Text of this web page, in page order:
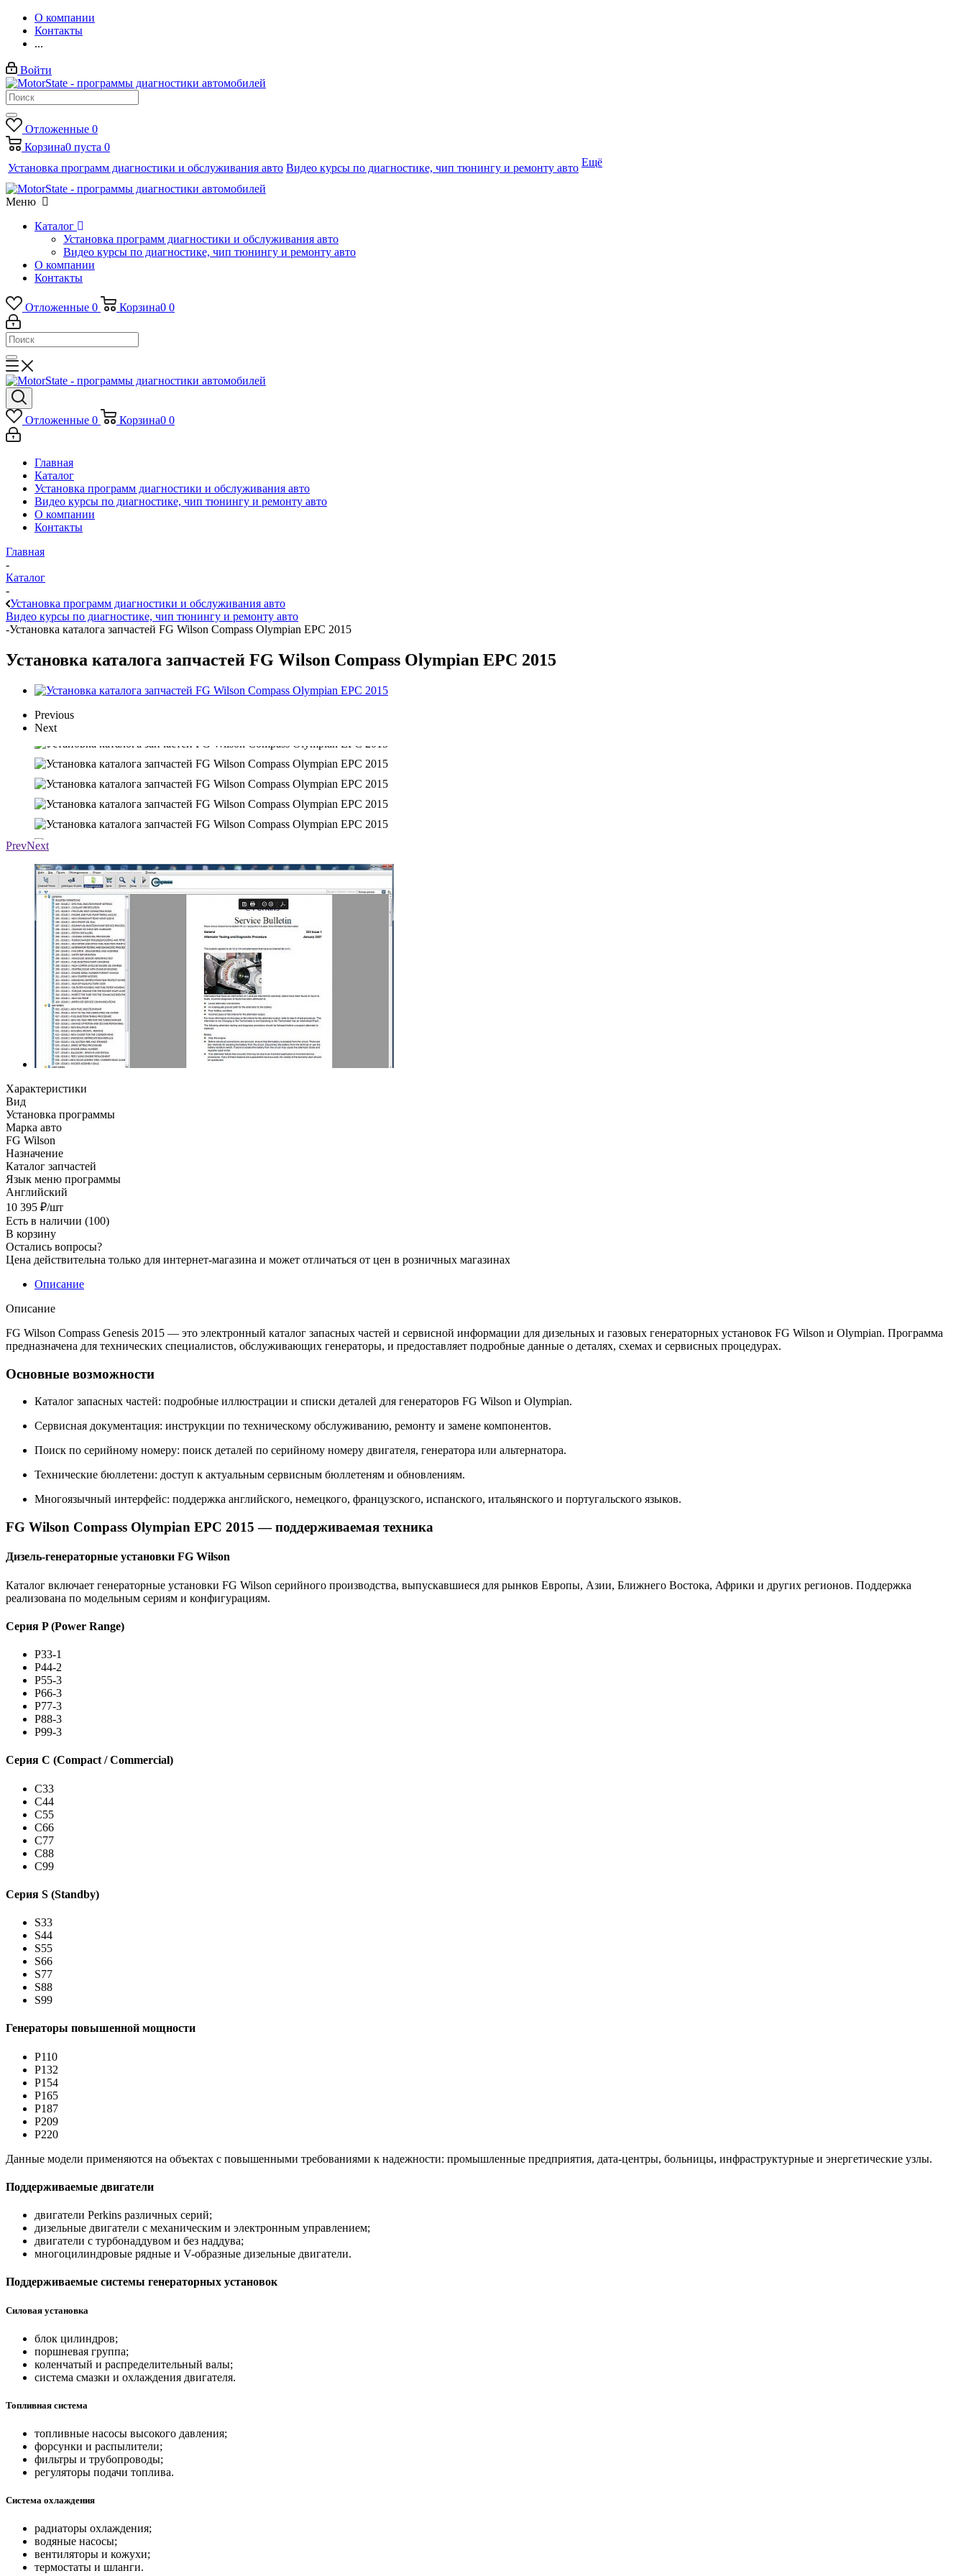
О компании
Контакты
...
Войти
Отложенные 0
Корзина0 пуста 0
Установка программ диагностики и обслуживания авто Видео курсы по диагностике, чип тюнингу и ремонту авто Ещё
Меню
Каталог
Установка программ диагностики и обслуживания авто
Видео курсы по диагностике, чип тюнингу и ремонту авто
О компании
Контакты
Отложенные 0 Корзина0 0
Отложенные 0 Корзина0 0
Главная
Каталог
Установка программ диагностики и обслуживания авто
Видео курсы по диагностике, чип тюнингу и ремонту авто
О компании
Контакты
Главная
-
Каталог
-
Установка программ диагностики и обслуживания авто
Видео курсы по диагностике, чип тюнингу и ремонту авто
-Установка каталога запчастей FG Wilson Compass Olympian EPC 2015
Установка каталога запчастей FG Wilson Compass Olympian EPC 2015
Previous
Next
PrevNext
Характеристики
Вид
Установка программы
Марка авто
FG Wilson
Назначение
Каталог запчастей
Язык меню программы
Английский
10 395 ₽/шт
Есть в наличии (100)
В корзину
Остались вопросы?
Цена действительна только для интернет-магазина и может отличаться от цен в розничных магазинах
Описание
Описание
FG Wilson Compass Genesis 2015 — это электронный каталог запасных частей и сервисной информации для дизельных и газовых генераторных установок FG Wilson и Olympian. Программа
предназначена для технических специалистов, обслуживающих генераторы, и предоставляет подробные данные о деталях, схемах и сервисных процедурах.
Основные возможности
Каталог запасных частей: подробные иллюстрации и списки деталей для генераторов FG Wilson и Olympian.
Сервисная документация: инструкции по техническому обслуживанию, ремонту и замене компонентов.
Поиск по серийному номеру: поиск деталей по серийному номеру двигателя, генератора или альтернатора.
Технические бюллетени: доступ к актуальным сервисным бюллетеням и обновлениям.
Многоязычный интерфейс: поддержка английского, немецкого, французского, испанского, итальянского и португальского языков.
FG Wilson Compass Olympian EPC 2015 — поддерживаемая техника
Дизель-генераторные установки FG Wilson
Каталог включает генераторные установки FG Wilson серийного производства, выпускавшиеся для рынков Европы, Азии, Ближнего Востока, Африки и других регионов. Поддержка
реализована по модельным сериям и конфигурациям.
Серия P (Power Range)
P33-1
P44-2
P55-3
P66-3
P77-3
P88-3
P99-3
Серия C (Compact / Commercial)
C33
C44
C55
C66
C77
C88
C99
Серия S (Standby)
S33
S44
S55
S66
S77
S88
S99
Генераторы повышенной мощности
P110
P132
P154
P165
P187
P209
P220
Данные модели применяются на объектах с повышенными требованиями к надежности: промышленные предприятия, дата-центры, больницы, инфраструктурные и энергетические узлы.
Поддерживаемые двигатели
двигатели Perkins различных серий;
дизельные двигатели с механическим и электронным управлением;
двигатели с турбонаддувом и без наддува;
многоцилиндровые рядные и V-образные дизельные двигатели.
Поддерживаемые системы генераторных установок
Силовая установка
блок цилиндров;
поршневая группа;
коленчатый и распределительный валы;
система смазки и охлаждения двигателя.
Топливная система
топливные насосы высокого давления;
форсунки и распылители;
фильтры и трубопроводы;
регуляторы подачи топлива.
Система охлаждения
радиаторы охлаждения;
водяные насосы;
вентиляторы и кожухи;
термостаты и шланги.